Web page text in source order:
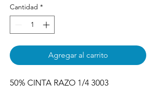
Cantidad *
Agregar al carrito
50% CINTA RAZO 1/4 3003